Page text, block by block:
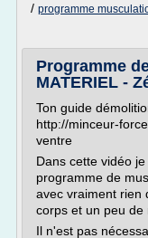
/ programme
Programme
MATERIEL -
Ton guide
http://minceur-
ventre
Dans cette vidéo
programme de
avec vraiment rien
corps et un peu de
Il n'est pas